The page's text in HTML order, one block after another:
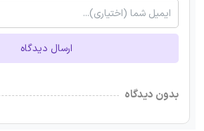
ارسال دیدگاه
بدون دیدگاه